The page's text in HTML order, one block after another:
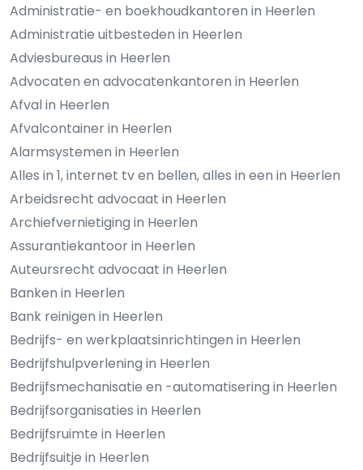
Administratie- en boekhoudkantoren in Heerlen
Administratie uitbesteden in Heerlen
Adviesbureaus in Heerlen
Advocaten en advocatenkantoren in Heerlen
Afval in Heerlen
Afvalcontainer in Heerlen
Alarmsystemen in Heerlen
Alles in 1, internet tv en bellen, alles in een in Heerlen
Arbeidsrecht advocaat in Heerlen
Archiefvernietiging in Heerlen
Assurantiekantoor in Heerlen
Auteursrecht advocaat in Heerlen
Banken in Heerlen
Bank reinigen in Heerlen
Bedrijfs- en werkplaatsinrichtingen in Heerlen
Bedrijfshulpverlening in Heerlen
Bedrijfsmechanisatie en -automatisering in Heerlen
Bedrijfsorganisaties in Heerlen
Bedrijfsruimte in Heerlen
Bedrijfsuitje in Heerlen